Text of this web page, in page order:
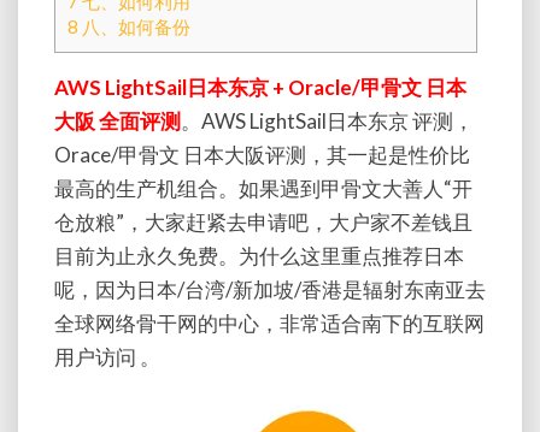
评
测
8 八、如何备份
AWS LightSail日本东京 + Oracle/甲骨文 日本
大阪 全面评测 。AWS LightSail日本东京 评测，
Orace/甲骨文 日本大阪评测，其一起是性价比
最高的生产机组合。如果遇到甲骨文大善人“开
仓放粮”，大家赶紧去申请吧，大户家不差钱且
目前为止永久免费。为什么这里重点推荐日本
呢，因为日本/台湾/新加坡/香港是辐射东南亚去
全球网络骨干网的中心，非常适合南下的互联网
用户访问 。